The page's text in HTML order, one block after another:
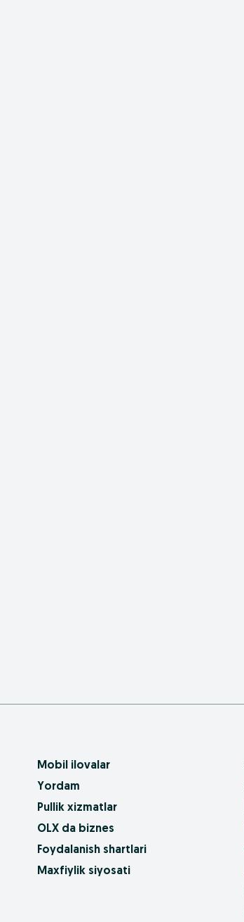
Mobil ilovalar
Yordam
Pullik xizmatlar
OLX da biznes
Foydalanish shartlari
Maxfiylik siyosati